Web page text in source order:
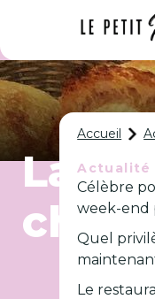
La
Accueil
Actualité
Célèbre
week-end
Quel
Le